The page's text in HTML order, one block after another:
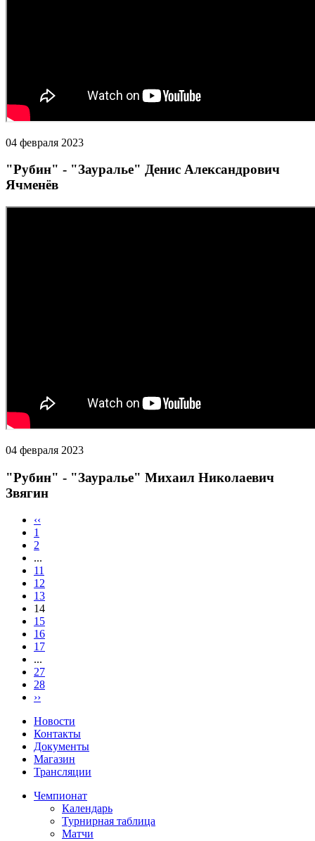
04 февраля 2023
"Рубин" - "Зауралье" Денис Александрович
Ячменёв
04 февраля 2023
"Рубин" - "Зауралье" Михаил Николаевич
Звягин
‹‹
1
2
...
11
12
13
14
15
16
17
...
27
28
››
Новости
Контакты
Документы
Магазин
Трансляции
Чемпионат
Календарь
Турнирная таблица
Матчи